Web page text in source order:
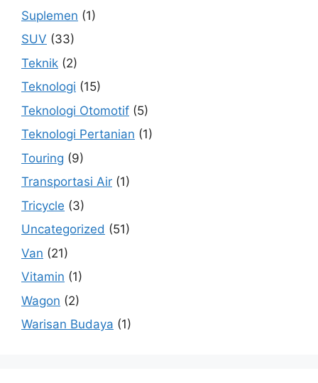
Suplemen (1)
SUV (33)
Teknik (2)
Teknologi (15)
Teknologi Otomotif (5)
Teknologi Pertanian (1)
Touring (9)
Transportasi Air (1)
Tricycle (3)
Uncategorized (51)
Van (21)
Vitamin (1)
Wagon (2)
Warisan Budaya (1)